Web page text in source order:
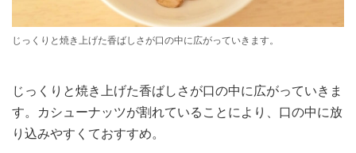
じっくりと焼き上げた香ばしさが口の中に広がっていきます。
じっくりと焼き上げた香ばしさが口の中に広がっていきま
す。カシューナッツが割れていることにより、口の中に放
り込みやすくておすすめ。